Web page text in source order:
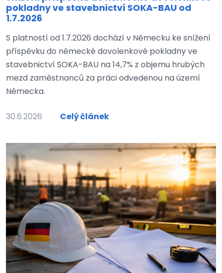
pokladny ve stavebnictví SOKA-BAU od
1.7.2026
S platností od 1.7.2026 dochází v Německu ke snížení
příspěvku do německé dovolenkové pokladny ve
stavebnictví SOKA-BAU na 14,7% z objemu hrubých
mezd zaměstnanců za práci odvedenou na území
Německa.
30.6.2026 Celý článek